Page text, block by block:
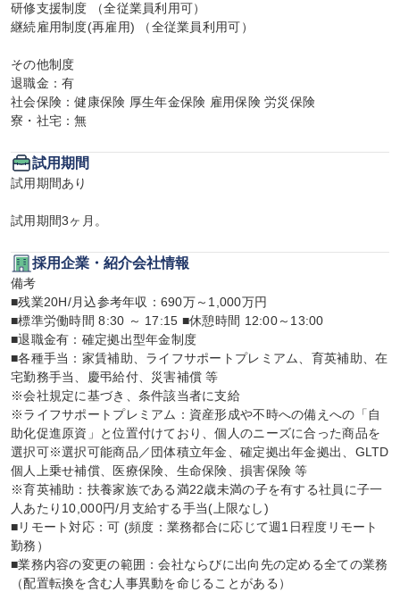
研修支援制度 （全従業員利用可）
継続雇用制度(再雇用) （全従業員利用可）
その他制度
退職金：有
社会保険：健康保険 厚生年金保険 雇用保険 労災保険
寮・社宅：無
試用期間
試用期間あり
試用期間3ヶ月。
採用企業・紹介会社情報
備考
■残業20H/月込参考年収：690万～1,000万円
■標準労働時間 8:30 ～ 17:15 ■休憩時間 12:00～13:00
■退職金有：確定拠出型年金制度
■各種手当：家賃補助、ライフサポートプレミアム、育英補助、在
宅勤務手当、慶弔給付、災害補償 等
※会社規定に基づき、条件該当者に支給
※ライフサポートプレミアム：資産形成や不時への備えへの「自
助化促進原資」と位置付けており、個人のニーズに合った商品を
選択可※選択可能商品／団体積立年金、確定拠出年金拠出、GLTD
個人上乗せ補償、医療保険、生命保険、損害保険 等
※育英補助：扶養家族である満22歳未満の子を有する社員に子一
人あたり10,000円/月支給する手当(上限なし)
■リモート対応：可 (頻度：業務都合に応じて週1日程度リモート
勤務）
■業務内容の変更の範囲：会社ならびに出向先の定める全ての業務
（配置転換を含む人事異動を命じることがある）